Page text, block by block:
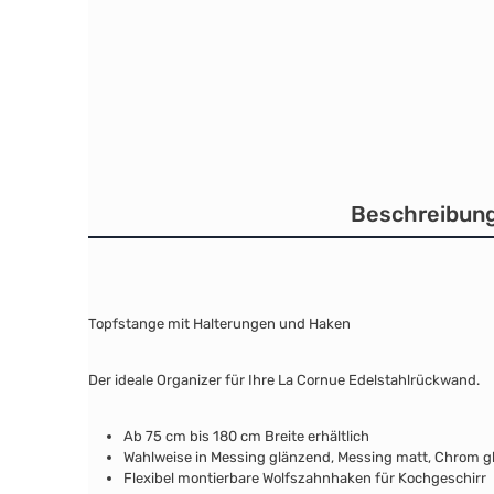
Topfstange mit Halterungen und Haken
Der ideale Organizer für Ihre La Cornue Edelstahlrückwand.
Ab 75 cm bis 180 cm Breite erhältlich
Wahlweise in Messing glänzend, Messing matt, Chrom
Flexibel montierbare Wolfszahnhaken für Kochgeschirr